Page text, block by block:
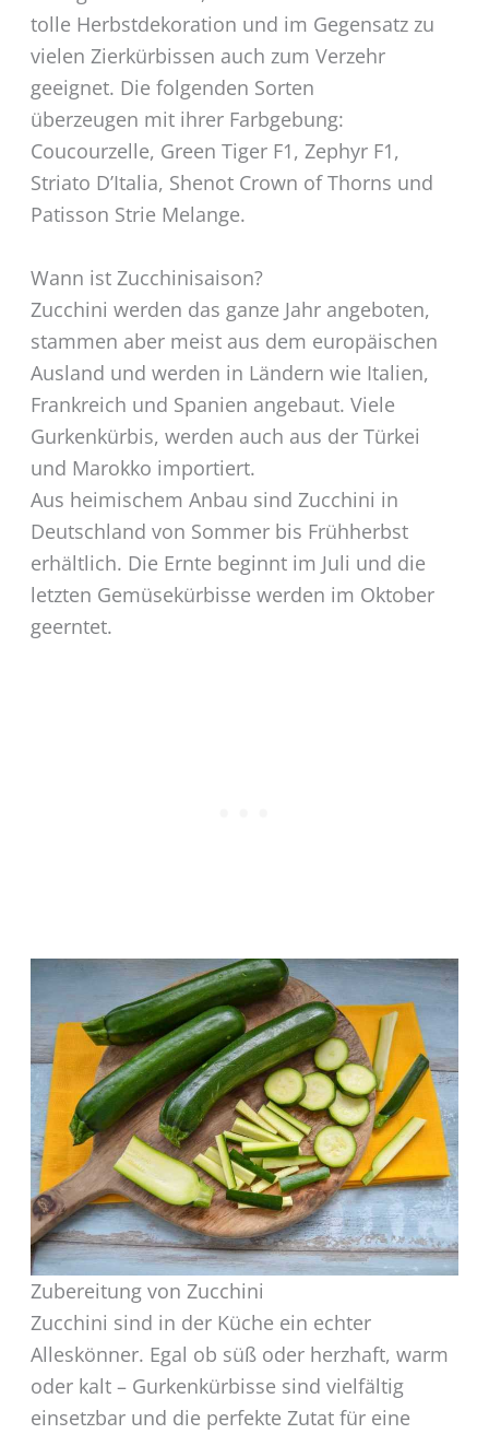
tolle Herbstdekoration und im Gegensatz zu
vielen Zierkürbissen auch zum Verzehr
geeignet. Die folgenden Sorten
überzeugen mit ihrer Farbgebung:
Coucourzelle, Green Tiger F1, Zephyr F1,
Striato D’Italia, Shenot Crown of Thorns und
Patisson Strie Melange.
Wann ist Zucchinisaison?
Zucchini werden das ganze Jahr angeboten,
stammen aber meist aus dem europäischen
Ausland und werden in Ländern wie Italien,
Frankreich und Spanien angebaut. Viele
Gurkenkürbis, werden auch aus der Türkei
und Marokko importiert.
Aus heimischem Anbau sind Zucchini in
Deutschland von Sommer bis Frühherbst
erhältlich. Die Ernte beginnt im Juli und die
letzten Gemüsekürbisse werden im Oktober
geerntet.
Zubereitung von Zucchini
Zucchini sind in der Küche ein echter
Alleskönner. Egal ob süß oder herzhaft, warm
oder kalt – Gurkenkürbisse sind vielfältig
einsetzbar und die perfekte Zutat für eine